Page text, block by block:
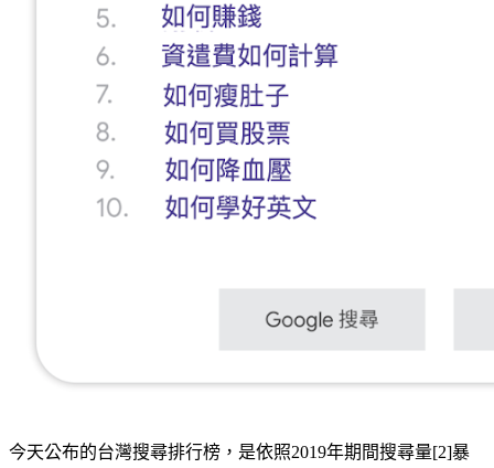
今天公布的台灣搜尋排行榜，是依照2019年期間搜尋量[2]暴